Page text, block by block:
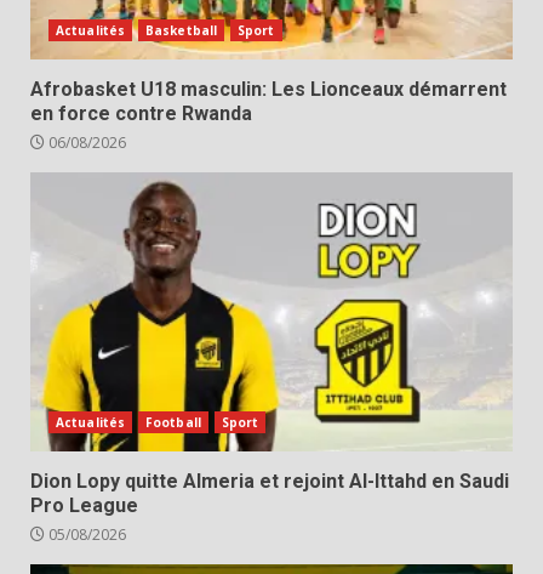
Actualités Basketball Sport
Afrobasket U18 masculin: Les Lionceaux démarrent
en force contre Rwanda
06/08/2026
Actualités Football Sport
Dion Lopy quitte Almeria et rejoint Al-Ittahd en Saudi
Pro League
05/08/2026